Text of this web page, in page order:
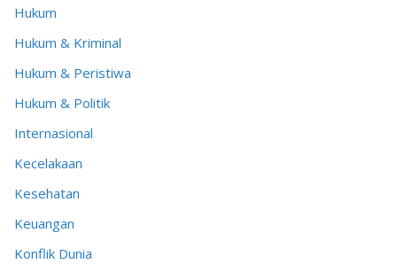
Hukum
Hukum & Kriminal
Hukum & Peristiwa
Hukum & Politik
Internasional
Kecelakaan
Kesehatan
Keuangan
Konflik Dunia